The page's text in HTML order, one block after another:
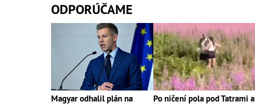
ODPORÚČAME
Magyar odhalil plán na
Po ničení pola pod Tatrami a